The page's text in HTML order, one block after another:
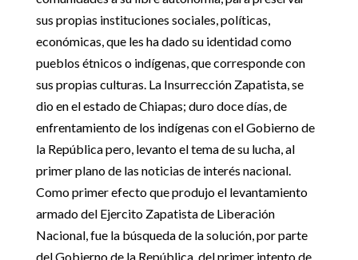
sus propias instituciones sociales, políticas,
económicas, que les ha dado su identidad como
pueblos étnicos o indígenas, que corresponde con
sus propias culturas. La Insurrección Zapatista, se
dio en el estado de Chiapas; duro doce días, de
enfrentamiento de los indígenas con el Gobierno de
la República pero, levanto el tema de su lucha, al
primer plano de las noticias de interés nacional.
Como primer efecto que produjo el levantamiento
armado del Ejercito Zapatista de Liberación
Nacional, fue la búsqueda de la solución, por parte
del Gobierno de la República, del primer intento de